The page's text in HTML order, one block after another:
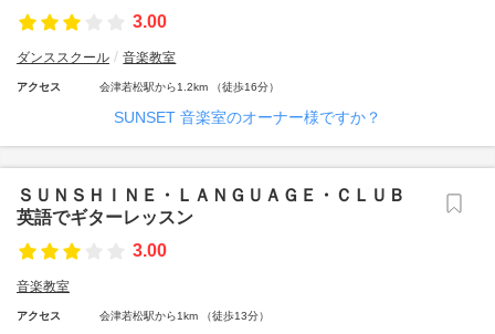
3.00
ダンススクール 音楽教室
アクセス 会津若松駅から1.2km （徒歩16分）
SUNSET 音楽室のオーナー様ですか？
ＳＵＮＳＨＩＮＥ・ＬＡＮＧＵＡＧＥ・ＣＬＵＢ
英語でギターレッスン
3.00
音楽教室
アクセス 会津若松駅から1km （徒歩13分）